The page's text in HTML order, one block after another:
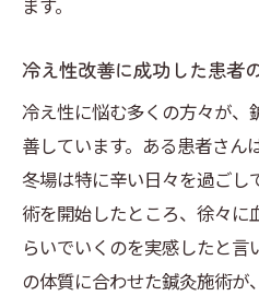
冷え性改善に成功した患者
冷え性に悩む多くの方々が、
善しています。ある患者さん
冬場は特に辛い日々を過ごし
術を開始したところ、徐々に
らいでいくのを実感したと言
の体質に合わせた鍼灸施術が